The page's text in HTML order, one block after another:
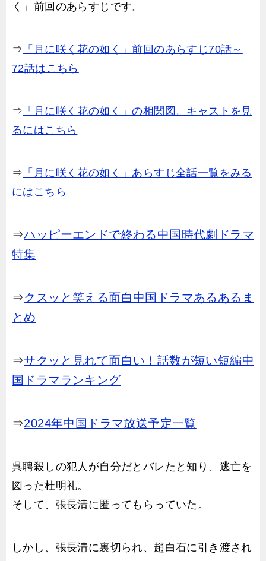
く」前回のあらすじです。
⇒ 「月に咲く花の如く」前回のあらすじ70話～
72話はこちら
⇒ 「月に咲く花の如く」の相関図、キャストを見
るにはこちら
⇒ 「月に咲く花の如く」あらすじ全話一覧をみる
にはこちら
⇒ハッピーエンドで終わる中国時代劇ドラマ
特集
⇒クスッと笑える面白中国ドラマあるあるま
とめ
⇒サクッと見れて面白い！話数が短い短編中
国ドラマランキング
⇒2024年中国ドラマ放送予定一覧
呉聘殺しの犯人が自分だとバレたと知り、逃亡を
図った杜明礼。
そして、張長清に匿ってもらっていた。
しかし、張長清に裏切られ、趙白石に引き渡され